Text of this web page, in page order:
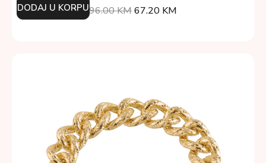
96.00KM67.20 KM
DODAJ U KORPU